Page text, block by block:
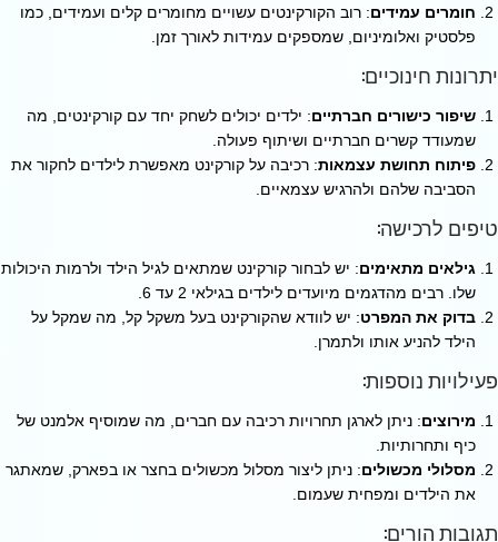
חומרים עמידים: רוב הקורקינטים עשויים מחומרים קלים ועמידים, כמו
פלסטיק ואלומיניום, שמספקים עמידות לאורך זמן.
יתרונות חינוכיים:
שיפור כישורים חברתיים: ילדים יכולים לשחק יחד עם קורקינטים, מה
שמעודד קשרים חברתיים ושיתוף פעולה.
פיתוח תחושת עצמאות: רכיבה על קורקינט מאפשרת לילדים לחקור את
הסביבה שלהם ולהרגיש עצמאיים.
טיפים לרכישה:
גילאים מתאימים: יש לבחור קורקינט שמתאים לגיל הילד ולרמות היכולות
שלו. רבים מהדגמים מיועדים לילדים בגילאי 2 עד 6.
בדוק את המפרט: יש לוודא שהקורקינט בעל משקל קל, מה שמקל על
הילד להניע אותו ולתמרן.
פעילויות נוספות:
מירוצים: ניתן לארגן תחרויות רכיבה עם חברים, מה שמוסיף אלמנט של
כיף ותחרותיות.
מסלולי מכשולים: ניתן ליצור מסלול מכשולים בחצר או בפארק, שמאתגר
את הילדים ומפחית שעמום.
תגובות הורים: